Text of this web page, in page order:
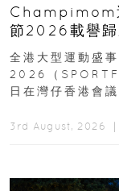
Champimom
節2026載譽歸
動、街舞比賽
全港大型運動盛
2026（
日在灣仔香港會
3rd August, 2026 ｜